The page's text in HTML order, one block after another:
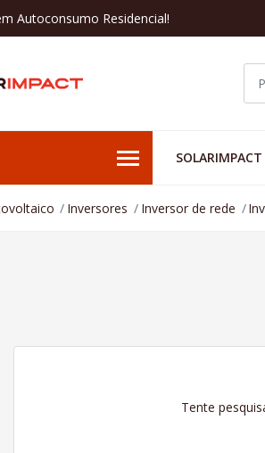
Autoconsumo Residencial!
SOLARIMPACT
Inversores Inversor de rede
Tente